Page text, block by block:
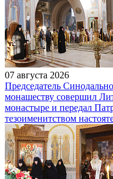
07 августа 2026
Председатель
монашеству совершил
монастыре и передал
тезоименитством